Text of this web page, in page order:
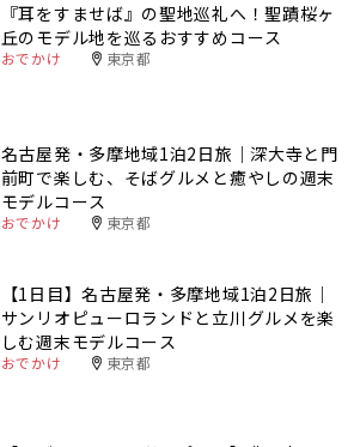
『耳をすませば』の聖地巡礼へ！聖蹟桜ヶ
丘のモデル地を巡るおすすめコース
おでかけ 東京都
名古屋発・多摩地域1泊2日旅｜深大寺と門
前町で楽しむ、そばグルメと癒やしの週末
モデルコース
おでかけ 東京都
【1日目】名古屋発・多摩地域1泊2日旅｜
サンリオピューロランドと立川グルメを楽
しむ週末モデルコース
おでかけ 東京都